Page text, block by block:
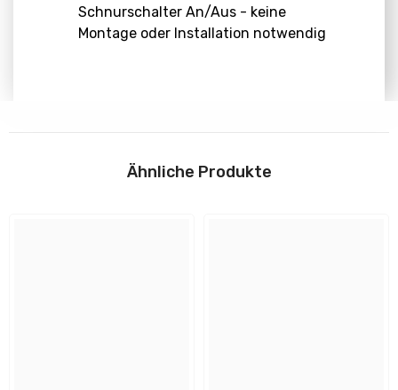
Schnurschalter An/Aus - keine
Montage oder Installation notwendig
Ähnliche Produkte